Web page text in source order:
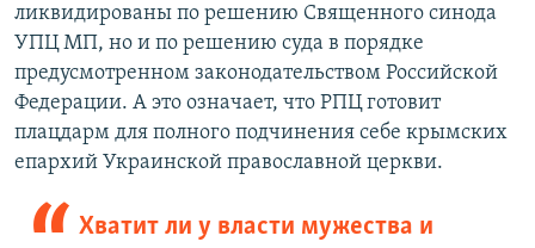
ликвидированы по решению Священного синода
УПЦ МП, но и по решению суда в порядке
предусмотренном законодательством Российской
Федерации. А это означает, что РПЦ готовит
плацдарм для полного подчинения себе крымских
епархий Украинской православной церкви.
Хватит ли у власти мужества и